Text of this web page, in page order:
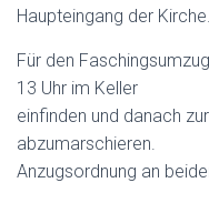
Haupteingang der Kirche.
Für den
13 Uhr im Keller
einfinden und danach
abzumarschieren.
Anzugsordnung an